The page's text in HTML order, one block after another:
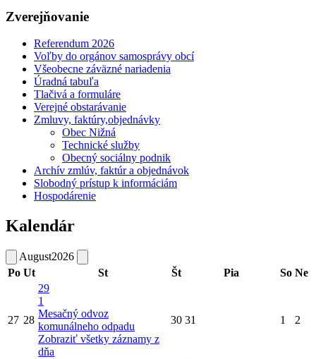
Zverejňovanie
Referendum 2026
Voľby do orgánov samosprávy obcí
Všeobecne záväzné nariadenia
Úradná tabuľa
Tlačivá a formuláre
Verejné obstarávanie
Zmluvy, faktúry,objednávky
Obec Nižná
Technické služby
Obecný sociálny podnik
Archív zmlúv, faktúr a objednávok
Slobodný prístup k informáciám
Hospodárenie
Kalendár
August2026
Po Ut St Št Pia So Ne
27 28
29
1
Mesačný odvoz
komunálneho odpadu
Zobraziť všetky záznamy z
dňa
30 31 1 2